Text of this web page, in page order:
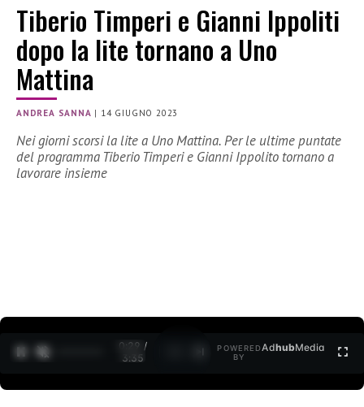
Tiberio Timperi e Gianni Ippoliti
dopo la lite tornano a Uno
Mattina
ANDREA SANNA | 14 GIUGNO 2023
Nei giorni scorsi la lite a Uno Mattina. Per le ultime puntate
del programma Tiberio Timperi e Gianni Ippolito tornano a
lavorare insieme
0:30 /
3:35
POWERED
BY
AdhubMedia